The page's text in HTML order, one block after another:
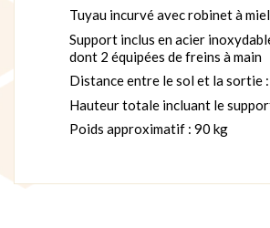
Tuyau incurvé avec robinet à
Support inclus en acier
dont 2 équipées de freins à main
Distance entre le sol et la sortie :
Hauteur totale incluant le
Poids approximatif : 90 kg